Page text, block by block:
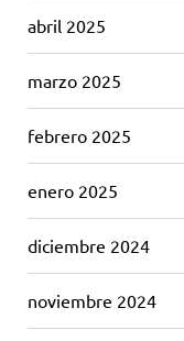
abril 2025
marzo 2025
febrero 2025
enero 2025
diciembre 2024
noviembre 2024